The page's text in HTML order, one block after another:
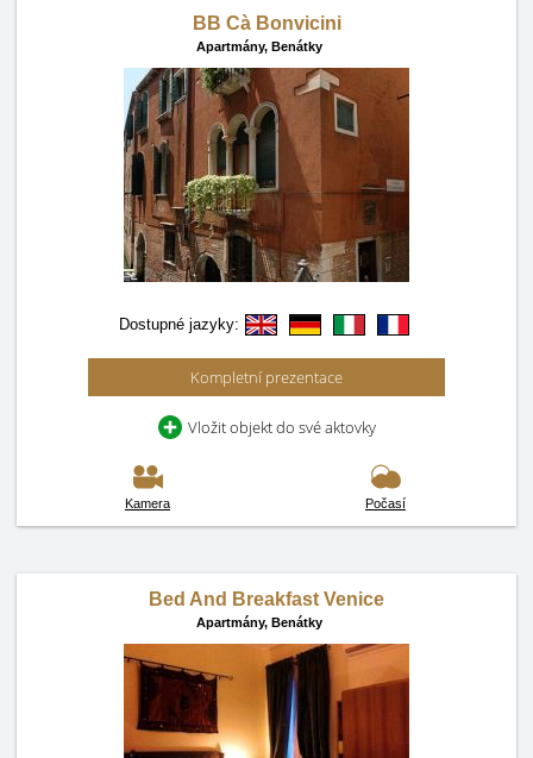
BB Cà Bonvicini
Apartmány, Benátky
Dostupné jazyky:
Kompletní prezentace
Vložit objekt do své aktovky
Kamera Počasí
Bed And Breakfast Venice
Apartmány, Benátky